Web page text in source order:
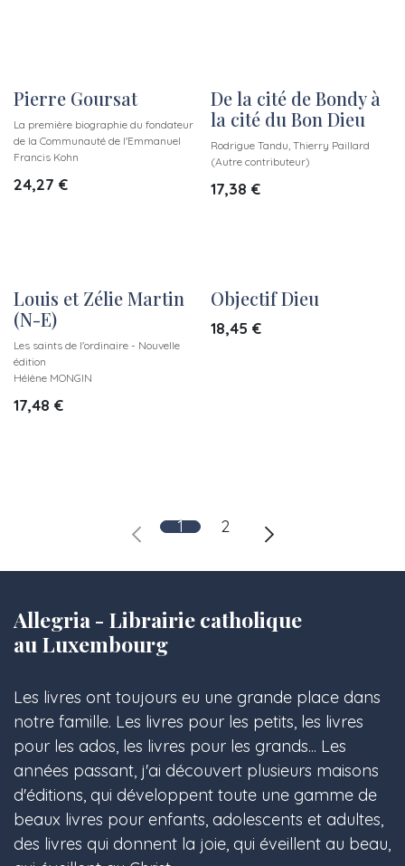
Pierre Goursat
La première biographie du fondateur
de la Communauté de l'Emmanuel
Francis Kohn
24,27 €
De la cité de Bondy à
la cité du Bon Dieu
Rodrigue Tandu, Thierry Paillard
(Autre contributeur)
17,38 €
Louis et Zélie Martin
(N-E)
Les saints de l'ordinaire - Nouvelle
édition
Hélène MONGIN
17,48 €
Objectif Dieu
18,45 €
1 2
Allegria - Librairie catholique
au Luxembourg
Les livres ont toujours eu une grande place dans
notre famille. Les livres pour les petits, les livres
pour les ados, les livres pour les grands... Les
années passant, j'ai découvert plusieurs maisons
d'éditions, qui développent toute une gamme de
beaux livres pour enfants, adolescents et adultes,
des livres qui donnent la joie, qui éveillent au beau,